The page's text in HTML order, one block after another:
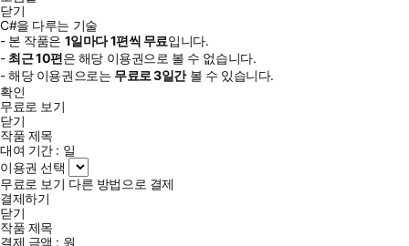
닫기
C#을 다루는 기술
- 본 작품은 1일마다1편씩 무료입니다.
- 최근10편은 해당 이용권으로 볼 수 없습니다.
- 해당 이용권으로는 무료로3일간볼 수 있습니다.
확인
무료로 보기
닫기
작품 제목
대여 기간 : 일
이용권 선택
무료로 보기 다른 방법으로 결제
결제하기
닫기
작품 제목
결제 금액 : 원